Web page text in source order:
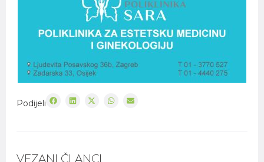
Podijeli
VEZANI ČLANCI